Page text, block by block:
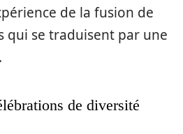
de la fusion de
qui se traduisent par une
de diversité